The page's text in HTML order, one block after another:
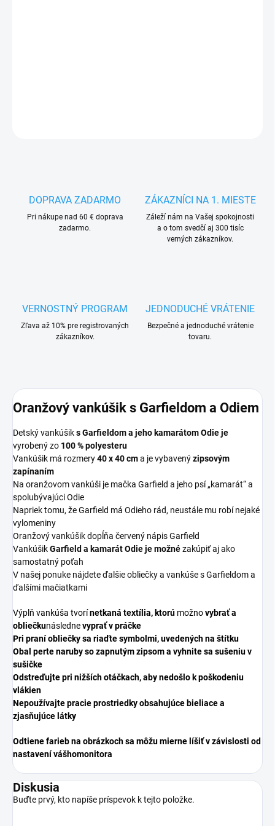
DOPRAVA ZADARMO
Pri nákupe nad 60 € doprava
zadarmo.
ZÁKAZNÍCI NA 1. MIESTE
Záleží nám na Vašej spokojnosti
a o tom svedčí aj 300 tisíc
verných zákazníkov.
VERNOSTNÝ PROGRAM
Zľava až 10% pre registrovaných
zákazníkov.
JEDNODUCHÉ VRÁTENIE
Bezpečné a jednoduché vrátenie
tovaru.
Oranžový vankúšik s Garfieldom a Odiem
Detský vankúšiks Garfieldom a jeho kamarátom Odie je
vyrobený zo 100 % polyesteru
Vankúšik má rozmery40 x 40 cma je vybavenýzipsovým
zapínaním
Na oranžovom vankúši je mačka Garfield a jeho psí „kamarát“ a
spolubývajúci Odie
Napriek tomu, že Garfield má Odieho rád, neustále mu robí nejaké
vylomeniny
Oranžový vankúšik dopĺňa červený nápis Garfield
VankúšikGarfield a kamarát Odie je možnézakúpiť aj ako
samostatný poťah
V našej ponuke nájdete ďalšie obliečky a vankúše s Garfieldom a
ďalšími mačiatkami
Výplň vankúša tvorínetkaná textília, ktorú možnovybrať a
obliečkunáslednevyprať v práčke
Pri praní obliečky sa riaďte symbolmi, uvedených na štítku
Obal perte naruby so zapnutým zipsom a vyhnite sa sušeniu v
sušičke
Odstreďujte pri nižších otáčkach, aby nedošlo k poškodeniu
vlákien
Nepoužívajte pracie prostriedky obsahujúce bieliace a
zjasňujúce látky
Odtiene farieb na obrázkoch sa môžu mierne líšiť v závislosti od
nastavení vášhomonitora
Diskusia
Buďte prvý, kto napíše príspevok k tejto položke.